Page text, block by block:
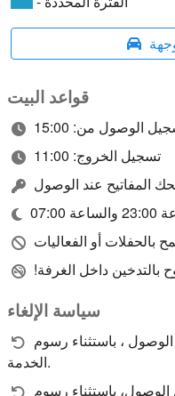
قواعد البيت
الوصول من: 15:00
تسجيل الخروج: 11:00
بالتدخين داخل الغرفة
سياسة الإلغاء
الخدمة.